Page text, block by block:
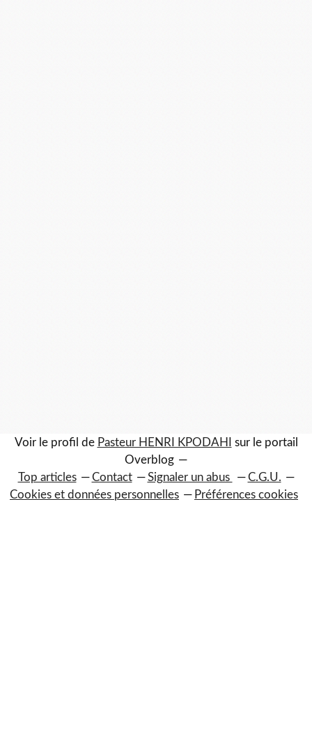
Voir le profil de Pasteur HENRI KPODAHI
sur le portail
Overblog
Top articles
Contact Signaler un abus
C.G.U.
Cookies et données personnelles
Préférences cookies